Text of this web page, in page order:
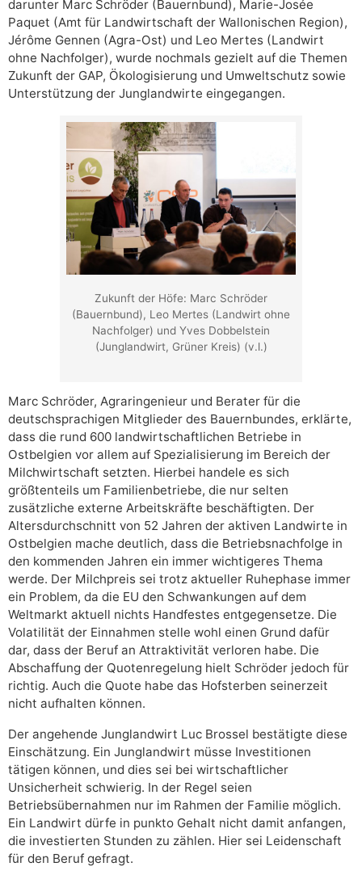
darunter Marc Schröder (Bauernbund), Marie-Josée
Paquet (Amt für Landwirtschaft der Wallonischen Region),
Jérôme Gennen (Agra-Ost) und Leo Mertes (Landwirt
ohne Nachfolger), wurde nochmals gezielt auf die Themen
Zukunft der GAP, Ökologisierung und Umweltschutz sowie
Unterstützung der Junglandwirte eingegangen.
Zukunft der Höfe: Marc Schröder
(Bauernbund), Leo Mertes (Landwirt ohne
Nachfolger) und Yves Dobbelstein
(Junglandwirt, Grüner Kreis) (v.l.)
Marc Schröder, Agraringenieur und Berater für die
deutschsprachigen Mitglieder des Bauernbundes, erklärte,
dass die rund 600 landwirtschaftlichen Betriebe in
Ostbelgien vor allem auf Spezialisierung im Bereich der
Milchwirtschaft setzten. Hierbei handele es sich
größtenteils um Familienbetriebe, die nur selten
zusätzliche externe Arbeitskräfte beschäftigten. Der
Altersdurchschnitt von 52 Jahren der aktiven Landwirte in
Ostbelgien mache deutlich, dass die Betriebsnachfolge in
den kommenden Jahren ein immer wichtigeres Thema
werde. Der Milchpreis sei trotz aktueller Ruhephase immer
ein Problem, da die EU den Schwankungen auf dem
Weltmarkt aktuell nichts Handfestes entgegensetze. Die
Volatilität der Einnahmen stelle wohl einen Grund dafür
dar, dass der Beruf an Attraktivität verloren habe. Die
Abschaffung der Quotenregelung hielt Schröder jedoch für
richtig. Auch die Quote habe das Hofsterben seinerzeit
nicht aufhalten können.
Der angehende Junglandwirt Luc Brossel bestätigte diese
Einschätzung. Ein Junglandwirt müsse Investitionen
tätigen können, und dies sei bei wirtschaftlicher
Unsicherheit schwierig. In der Regel seien
Betriebsübernahmen nur im Rahmen der Familie möglich.
Ein Landwirt dürfe in punkto Gehalt nicht damit anfangen,
die investierten Stunden zu zählen. Hier sei Leidenschaft
für den Beruf gefragt.